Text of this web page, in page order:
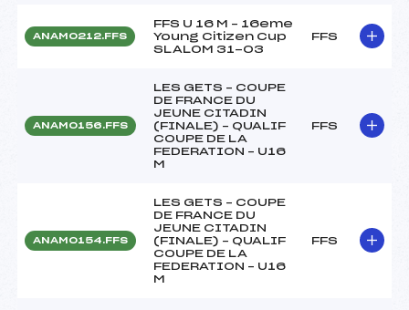
ANAM0212.FFS
FFS U 16 M – 16eme
Young Citizen Cup
SLALOM 31-03
FFS
ANAM0156.FFS
LES GETS – COUPE
DE FRANCE DU
JEUNE CITADIN
(FINALE) – QUALIF
COUPE DE LA
FEDERATION – U16
M
FFS
ANAM0154.FFS
LES GETS – COUPE
DE FRANCE DU
JEUNE CITADIN
(FINALE) – QUALIF
COUPE DE LA
FEDERATION – U16
M
FFS